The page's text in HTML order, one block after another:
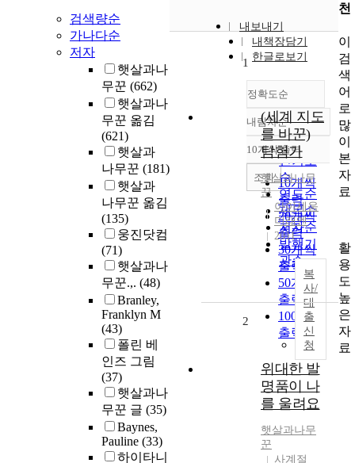
검색량순
가나다순
저자
햇살과나
무꾼 (662)
햇살과나
무꾼 옮김
(621)
햇살과
나무꾼 (181)
햇살과
나무꾼 옮김
(135)
웅진닷컴
(71)
햇살과나
무꾼.,. (48)
Branley,
Franklyn M
(43)
폴린 베
인즈 그림
(37)
햇살과나
무꾼 글 (35)
Baynes,
Pauline (33)
하이타니
내보내기
내책장담기
한글로보기
정확도순
정확도
순
인기도
순
연도순
제목순
저자순
발행기
관순
내림차순
내림차순
10개씩 출력
10개씩
출력
20개씩
출력
30개씩
출력
50개씩
출력
100개씩
출력
조회
1
(세계 지도
를 바꾼)
탐험가
햇살과나무
꾼
아이세움
미래엔
2011
복
사/
대
출
신
청
2
위대한 발
명품이 나
를 울려요
햇살과나무
꾼
사계절
천
이
검
색
어
로
많
이
본
자
료
활
용
도
높
은
자
료